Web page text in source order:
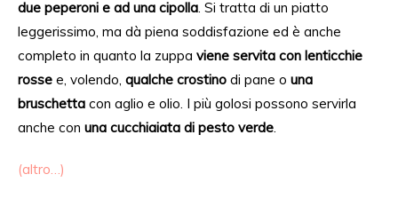
due peperoni e ad una cipolla. Si tratta di un piatto
leggerissimo, ma dà piena soddisfazione ed è anche
completo in quanto la zuppa viene servita con lenticchie
rosse e, volendo, qualche crostino di pane o una
bruschetta con aglio e olio. I più golosi possono servirla
anche con una cucchiaiata di pesto verde.
(altro…)